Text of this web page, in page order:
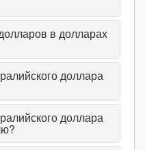
в долларах
доллара
доллара